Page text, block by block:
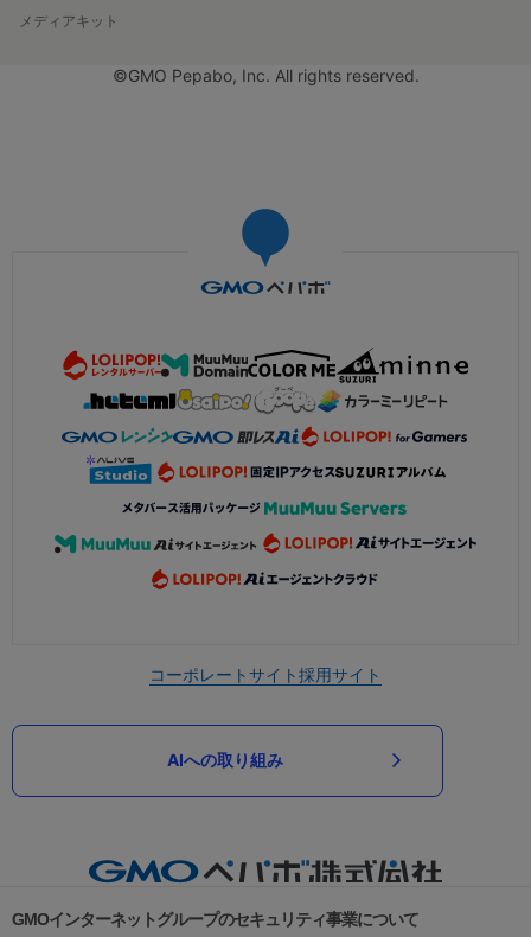
メディアキット
©GMO Pepabo, Inc. All rights reserved.
コーポレートサイト採用サイト
AIへの取り組み
GMOインターネットグループのセキュリティ事業について